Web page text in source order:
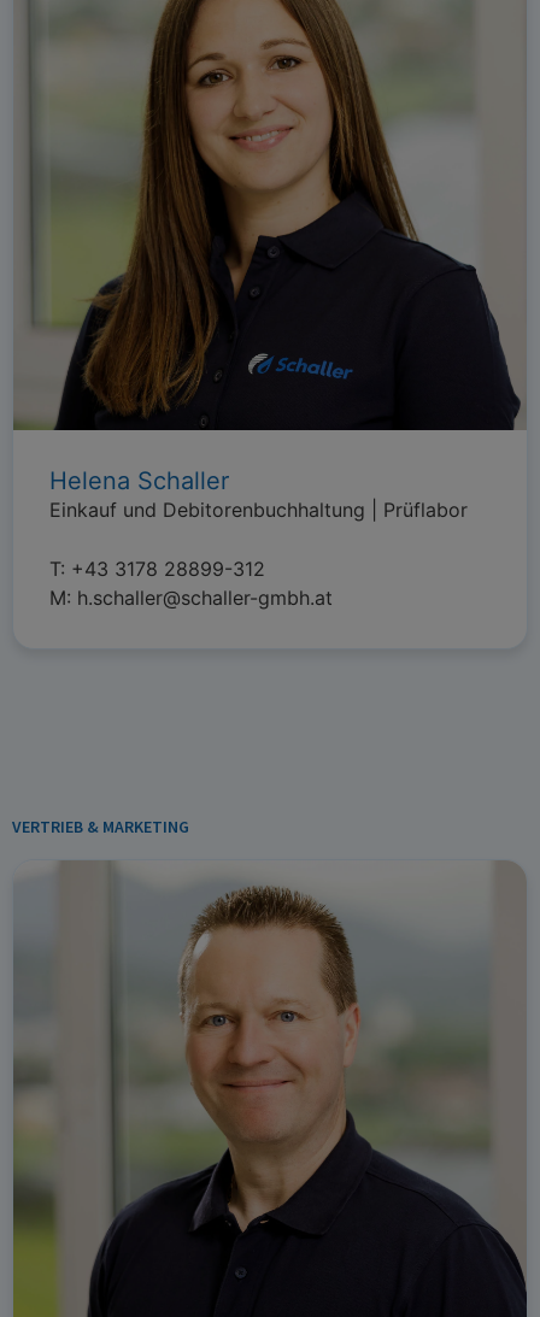
Helena Schaller
Einkauf und Debitorenbuchhaltung | Prüflabor
T: +43 3178 28899-312
M: h.schaller@schaller-gmbh.at
VERTRIEB & MARKETING